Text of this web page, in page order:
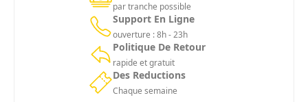
Selon le cas, vous pouvez échanger l’article ou
recevoir un remboursement (hors frais de livraison).
par tranche possible
Support En Ligne
ouverture : 8h - 23h
Politique De Retour
rapide et gratuit
Des Reductions
Chaque semaine